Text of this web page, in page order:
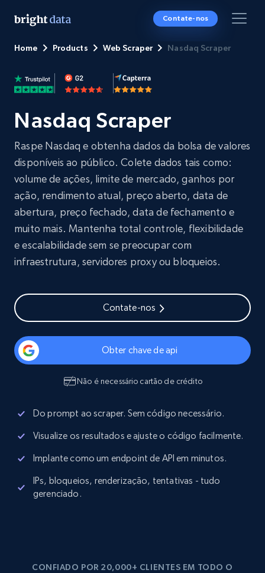
Contate-nos
Home Products Web Scraper Nasdaq Scraper
Nasdaq Scraper
Raspe Nasdaq e obtenha dados da bolsa de valores
disponíveis ao público. Colete dados tais como:
volume de ações, limite de mercado, ganhos por
ação, rendimento atual, preço aberto, data de
abertura, preço fechado, data de fechamento e
muito mais. Mantenha total controle, flexibilidade
e escalabilidade sem se preocupar com
infraestrutura, servidores proxy ou bloqueios.
Contate-nos
Obter chave de api
Não é necessário cartão de crédito
Do prompt ao scraper. Sem código necessário.
Visualize os resultados e ajuste o código facilmente.
Implante como um endpoint de API em minutos.
IPs, bloqueios, renderização, tentativas - tudo
gerenciado.
CONFIADO POR 20,000+ CLIENTES EM TODO O